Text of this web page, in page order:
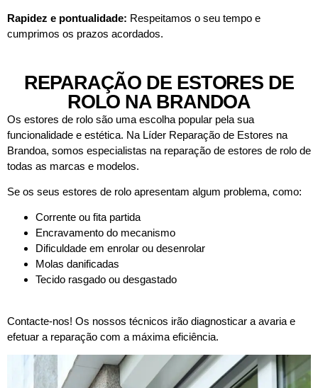
Rapidez e pontualidade: Respeitamos o seu tempo e
cumprimos os prazos acordados.
REPARAÇÃO DE ESTORES DE
ROLO NA BRANDOA
Os estores de rolo são uma escolha popular pela sua
funcionalidade e estética. Na Líder Reparação de Estores na
Brandoa, somos especialistas na reparação de estores de rolo de
todas as marcas e modelos.
Se os seus estores de rolo apresentam algum problema, como:
Corrente ou fita partida
Encravamento do mecanismo
Dificuldade em enrolar ou desenrolar
Molas danificadas
Tecido rasgado ou desgastado
Contacte-nos! Os nossos técnicos irão diagnosticar a avaria e
efetuar a reparação com a máxima eficiência.